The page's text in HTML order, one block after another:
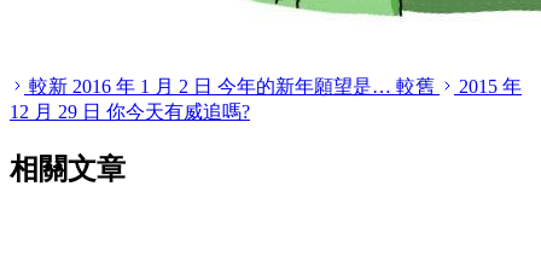
較新 2016 年 1 月 2 日 今年的新年願望是… 較舊
2015 年
12 月 29 日 你今天有威追嗎?
相關文章